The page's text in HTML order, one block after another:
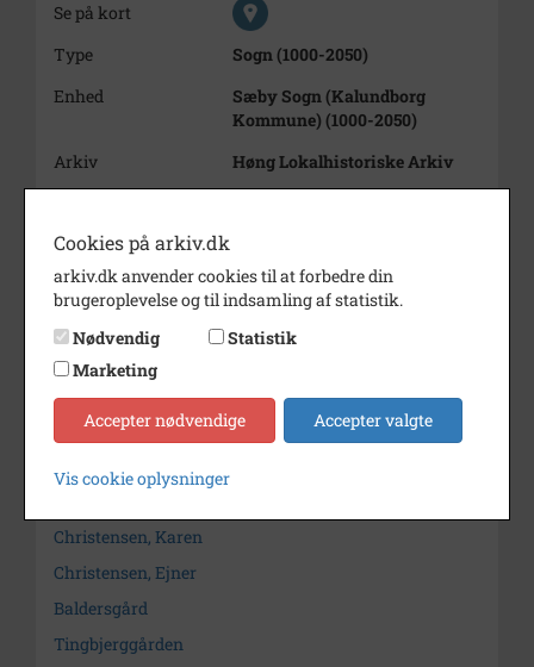
Se på kort
Type
Sogn (1000-2050)
Enhed
Sæby Sogn (Kalundborg
Kommune) (1000-2050)
Arkiv
Høng Lokalhistoriske Arkiv
Yderligere indhold Fold alt ud
Søg videre i Høng Lokalhistoriske Arkiv
Våsegård
Kristoffersen, Ejner
Christensen, Karen
Christensen, Ejner
Baldersgård
Tingbjerggården
Cookies på arkiv.dk
arkiv.dk anvender cookies til at forbedre din
brugeroplevelse og til indsamling af statistik.
Nødvendig
Statistik
Marketing
Accepter nødvendige Accepter valgte
Vis cookie oplysninger